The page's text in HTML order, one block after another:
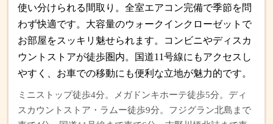
使い分けられる間取り。全室エアコン完備で季節を問
わず快適です。大容量のウォークインクローゼットで
お部屋をスッキリ魅せられます。コンビニやディスカ
ウントストアが徒歩圏内。国道11号線にもアクセスし
やすく、お車での移動にも便利な立地が魅力的です。
ミニストップ徒歩4分。メガドンキホーテ徒歩5分。ディ
スカウントストア・ラムー徒歩9分。フジグラン北島まで